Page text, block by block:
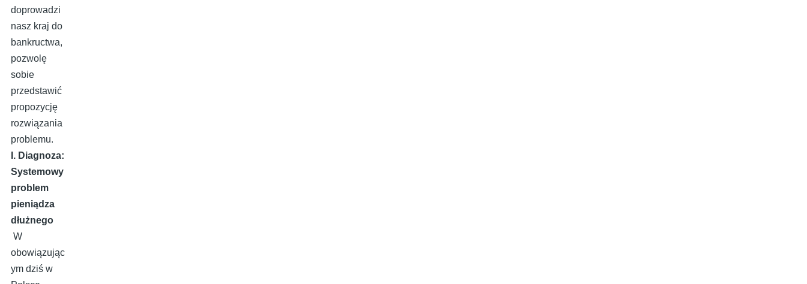
doprowadzi
nasz kraj do
bankructwa,
pozwolę
sobie
przedstawić
propozycję
rozwiązania
problemu.
I. Diagnoza:
Systemowy
problem
pieniądza
dłużnego
W
obowiązując
ym dziś w